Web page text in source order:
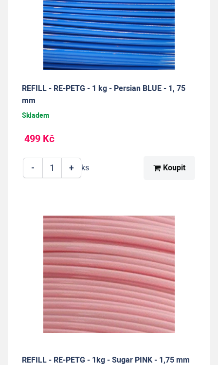
REFILL - RE-PETG - 1 kg - Persian BLUE - 1, 75
mm
Skladem
499 Kč
+
- ks Koupit
REFILL - RE-PETG - 1kg - Sugar PINK - 1,75 mm